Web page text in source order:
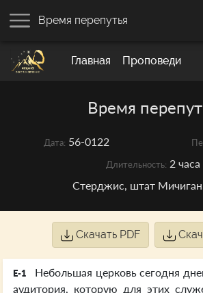
Главная Проповеди
Время перепутья
Время
Дата: 56-0122
Длительность: 2 часа
Стерджис, штат
Скачать PDF
E-1
Небольшая церковь сегодня
аудитория, которую для этих